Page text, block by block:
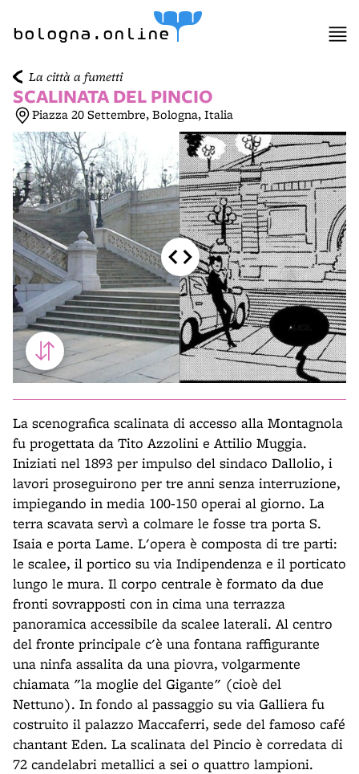
bologna.online
La città a fumetti
SCALINATA DEL PINCIO
Piazza 20 Settembre, Bologna, Italia
La scenografica scalinata di accesso alla Montagnola
fu progettata da Tito Azzolini e Attilio Muggia.
Iniziati nel 1893 per impulso del sindaco Dallolio, i
lavori proseguirono per tre anni senza interruzione,
impiegando in media 100-150 operai al giorno. La
terra scavata servì a colmare le fosse tra porta S.
Isaia e porta Lame. L'opera è composta di tre parti:
le scalee, il portico su via Indipendenza e il porticato
lungo le mura. Il corpo centrale è formato da due
fronti sovrapposti con in cima una terrazza
panoramica accessibile da scalee laterali. Al centro
del fronte principale c'è una fontana raffigurante
una ninfa assalita da una piovra, volgarmente
chiamata "la moglie del Gigante" (cioè del
Nettuno). In fondo al passaggio su via Galliera fu
costruito il palazzo Maccaferri, sede del famoso café
chantant Eden. La scalinata del Pincio è corredata di
72 candelabri metallici a sei o quattro lampioni.